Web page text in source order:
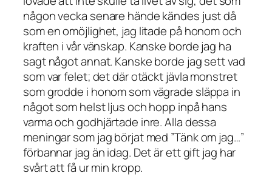
någon vecka senare hände kändes just då
som en omöjlighet, jag litade på honom och
kraften i vår vänskap. Kanske borde jag ha
sagt något annat. Kanske borde jag sett vad
som var felet; det där otäckt jävla monstret
som grodde i honom som vägrade släppa in
något som helst ljus och hopp inpå hans
varma och godhjärtade inre. Alla dessa
meningar som jag börjat med ”Tänk om jag…”
förbannar jag än idag. Det är ett gift jag har
svårt att få ur min kropp.